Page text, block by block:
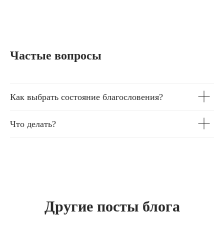
Частые вопросы
Как выбрать состояние благословения?
Что делать?
Другие посты блога